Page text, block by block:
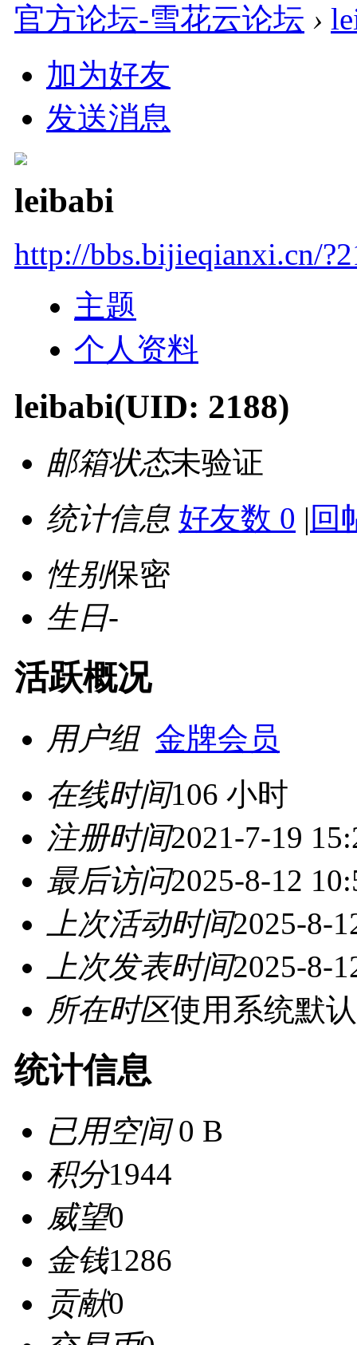
官方论坛-雪花云论坛 ›
加为好友
发送消息
leibabi
http://bbs.bijieqianxi.cn/
主题
个人资料
leibabi(UID: 2188)
邮箱状态未验证
统计信息 好友数 0 | 回
性别保密
生日-
活跃概况
用户组 金牌会员
在线时间106 小时
注册时间2021-7-19
最后访问2025-8-12
上次活动时间2025-8-
上次发表时间2025-8-
所在时区使用系统默认
统计信息
已用空间0 B
积分1944
威望0
金钱1286
贡献0